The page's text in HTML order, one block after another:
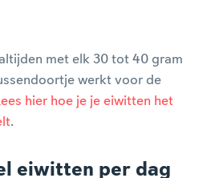
met elk 30 tot 40 gram
werkt voor de
hier hoe je je eiwitten het
.
eiwitten per dag